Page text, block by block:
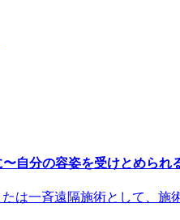
自分の容姿を受けとめられ
は一斉遠隔施術として、施